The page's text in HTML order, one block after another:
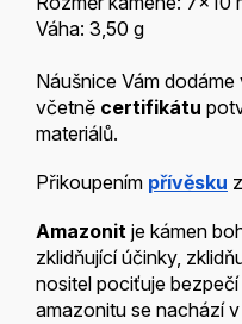
Váha: 3,50 g
Náušnice Vám
včetně certifikátu
materiálů.
Přikoupením přívěsku
Amazonit je kámen
zklidňující účinky,
nositel pociťuje
amazonitu se nachází